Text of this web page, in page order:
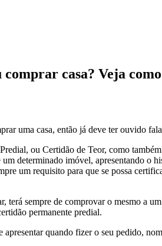
casa? Veja
uma casa, então já deve ter ouvido
ou Certidão de Teor, como
determinado imóvel, apresentando o
um requisito para que se possa
terá sempre de comprovar o mesmo a
permanente predial.
apresentar quando fizer o seu pedido,